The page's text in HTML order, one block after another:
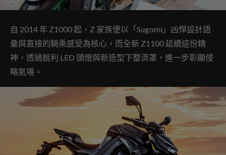
自 2014 年 Z1000 起，Z 家族便以「Sugomi」凶悍設計語
彙與直接的騎乘感受為核心，而全新 Z1100 延續這份精
神，透過銳利 LED 頭燈與新造型下整流罩，進一步彰顯侵
略氣場。